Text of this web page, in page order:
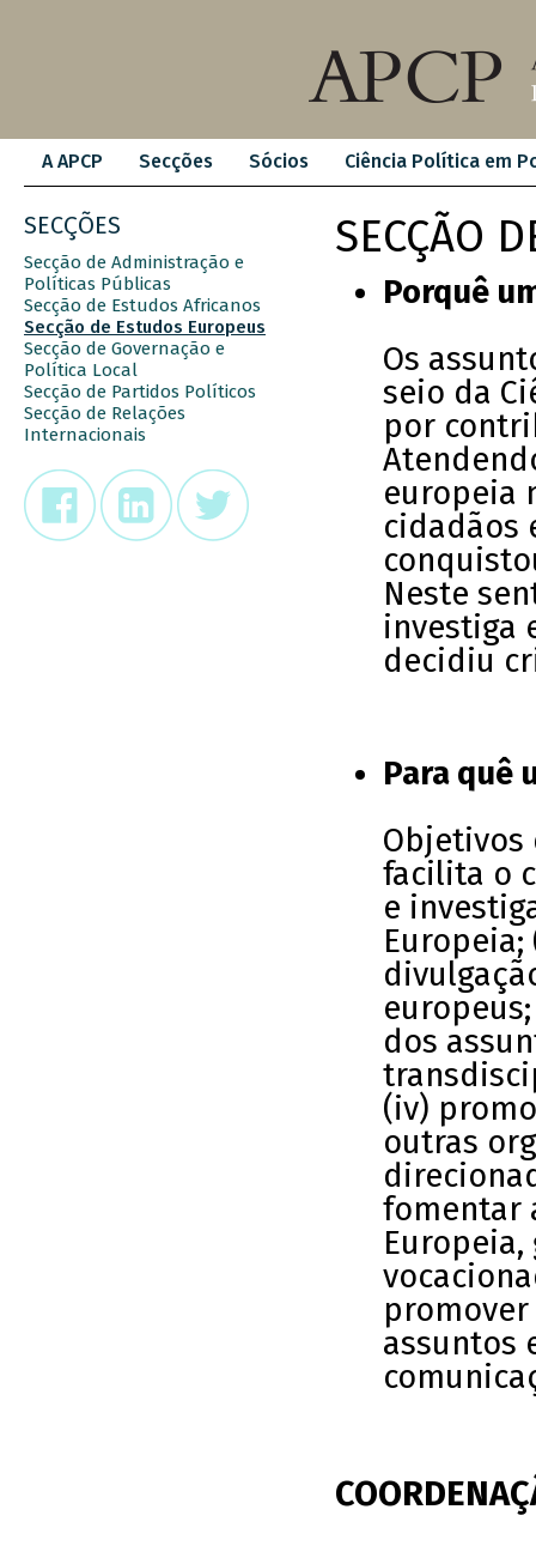
A APCP Secções Sócios Ciência Política em
SECÇÕES
Secção de Administração e
Políticas Públicas
Secção de Estudos Africanos
Secção de Estudos Europeus
Secção de Governação e
Política Local
Secção de Partidos Políticos
Secção de Relações
Internacionais
SECÇÃO
Porquê
Os
seio da
por
europeia
cidadãos
Neste
investiga
decidiu
Para quê
Objetivos
facilita o
e
dos
(iv)
outras
fomentar
assuntos